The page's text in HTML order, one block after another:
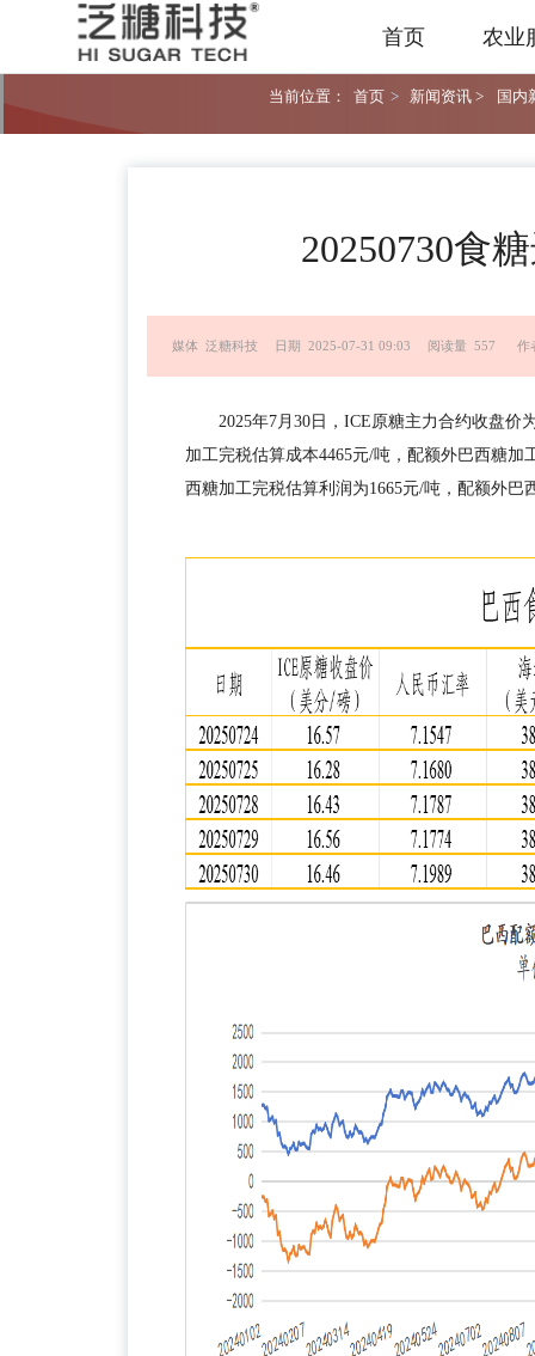
首页 农业
当前位置： 首页 > 新闻资讯 > 国内
20250730食
媒体 泛糖科技 日期 2025-07-31 09:03 阅读量 557 作
2025年7月30日，ICE原糖主力合约收盘价
加工完税估算成本4465元/吨，配额外巴西糖
西糖加工完税估算利润为1665元/吨，配额外巴